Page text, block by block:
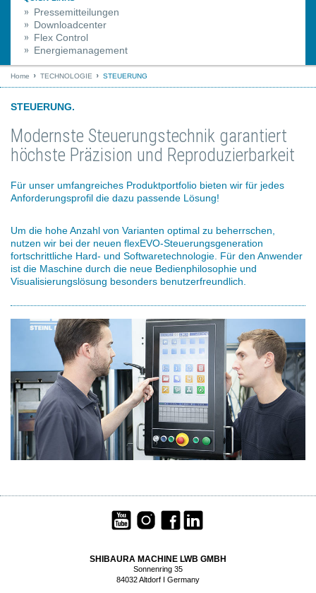
Pressemitteilungen
Downloadcenter
Flex Control
Energiemanagement
Home TECHNOLOGIE STEUERUNG
STEUERUNG.
Modernste Steuerungstechnik garantiert
höchste Präzision und Reproduzierbarkeit
Für unser umfangreiches Produktportfolio bieten wir für jedes
Anforderungsprofil die dazu passende Lösung!
Um die hohe Anzahl von Varianten optimal zu beherrschen,
nutzen wir bei der neuen flexEVO-Steuerungsgeneration
fortschrittliche Hard- und Softwaretechnologie. Für den Anwender
ist die Maschine durch die neue Bedienphilosophie und
Visualisierungslösung besonders benutzerfreundlich.
SHIBAURA MACHINE LWB GMBH
Sonnenring 35
84032 Altdorf I Germany